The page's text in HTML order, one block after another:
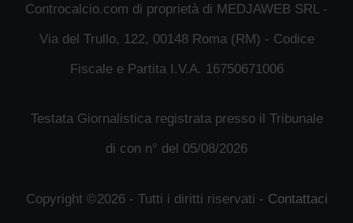
Controcalcio.com di proprietà di MEDJAWEB SRL -
Via del Trullo, 122, 00148 Roma (RM) - Codice
Fiscale e Partita I.V.A. 16750671006
Testata Giornalistica registrata presso il Tribunale
di con n° del 05/08/2026
Copyright ©2026 - Tutti i diritti riservati - Contattaci